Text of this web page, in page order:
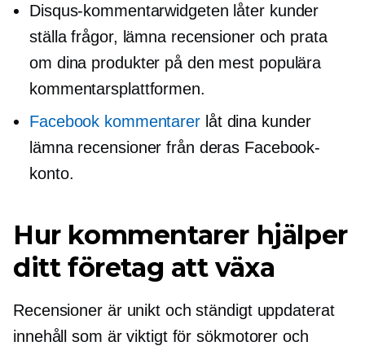
Disqus-kommentarwidgeten låter kunder
ställa frågor, lämna recensioner och prata
om dina produkter på den mest populära
kommentarsplattformen.
Facebook kommentarer låt dina kunder
lämna recensioner från deras Facebook-
konto.
Hur kommentarer hjälper
ditt företag att växa
Recensioner är unikt och ständigt uppdaterat
innehåll som är viktigt för sökmotorer och